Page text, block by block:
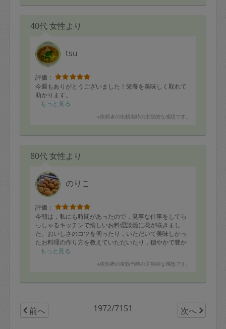
40代 女性より
tsu
評価：
今週もありがとうございました！栄養を美味しく取れて
助かります。
もっと見る
※依頼者の依頼当時の主観的な感想です。
80代 女性より
のりこ
評価：
今朝は，私にも時間があったので，見事な仕事をしてら
っしゃるキッチンで愉しいお料理談義に花が咲きまし
た。おいしさのコツを伺ったり，いただいて美味しかっ
たお料理の作り方を教えていただいたり，穏やかで豊か
ないい時間をすごしました。見事なお料理の作り方を惜
間や順序がそして、ダイナミックさと丁寧さが一味違う
た。佳い朝の時間をすごしたものでした。
もっと見る
※依頼者の依頼当時の主観的な感想です。
前へ 1972/7151 次へ